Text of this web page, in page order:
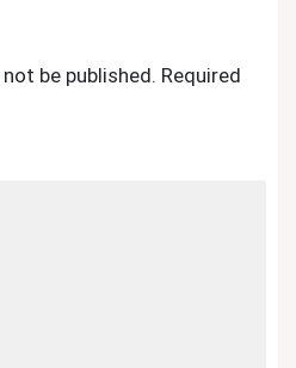
be published. Required